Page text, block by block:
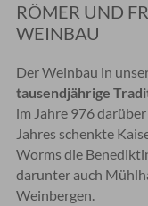
RÖMER UND
WEINBAU
Der Weinbau in
tausendjährige
im Jahre 976
Jahres schenkte
Worms die
darunter auch
Weinbergen.